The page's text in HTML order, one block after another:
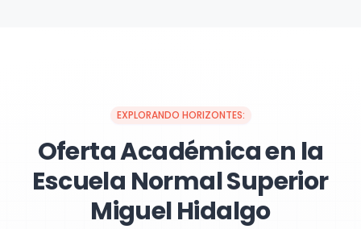
EXPLORANDO HORIZONTES:
Oferta Académica en la
Escuela Normal Superior
Miguel Hidalgo